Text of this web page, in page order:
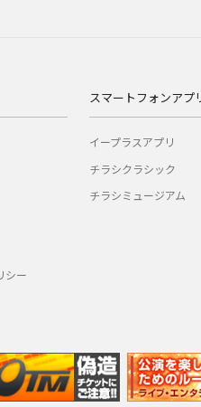
シー
スマートフォンアプ
イープラスアプリ
チラシクラシック
チラシミュージアム